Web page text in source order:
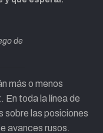
de
más o menos
En toda la línea de
sobre las posiciones
avances rusos.